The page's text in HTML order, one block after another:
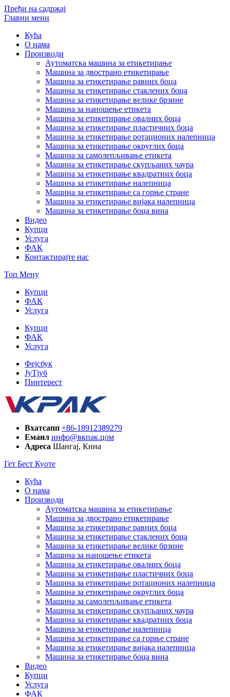
Пређи на садржај
Главни мени
Кућа
О нама
Производи
Аутоматска машина за етикетирање
Машина за двострано етикетирање
Машина за етикетирање равних боца
Машина за етикетирање стаклених боца
Машина за етикетирање велике брзине
Машина за наношење етикета
Машина за етикетирање овалних боца
Машина за етикетирање пластичних боца
Машина за етикетирање ротационих налепница
Машина за етикетирање округлих боца
Машина за самолепљивање етикета
Машина за етикетирање скупљаних чаура
Машина за етикетирање квадратних боца
Машина за етикетирање налепница
Машина за етикетирање са горње стране
Машина за етикетирање вијака налепница
Машина за етикетирање боца вина
Видео
Купци
Услуга
ФАК
Контактирајте нас
Топ Мену
Купци
ФАК
Услуга
Купци
ФАК
Услуга
Фејсбук
ЈуТјуб
Пинтерест
Вхатсапп +86-18912389279
Емаил инфо@вкпак.цом
Адреса Шангај, Кина
Гет Бест Куоте
Кућа
О нама
Производи
Аутоматска машина за етикетирање
Машина за двострано етикетирање
Машина за етикетирање равних боца
Машина за етикетирање стаклених боца
Машина за етикетирање велике брзине
Машина за наношење етикета
Машина за етикетирање овалних боца
Машина за етикетирање пластичних боца
Машина за етикетирање ротационих налепница
Машина за етикетирање округлих боца
Машина за самолепљивање етикета
Машина за етикетирање скупљаних чаура
Машина за етикетирање квадратних боца
Машина за етикетирање налепница
Машина за етикетирање са горње стране
Машина за етикетирање вијака налепница
Машина за етикетирање боца вина
Видео
Купци
Услуга
ФАК